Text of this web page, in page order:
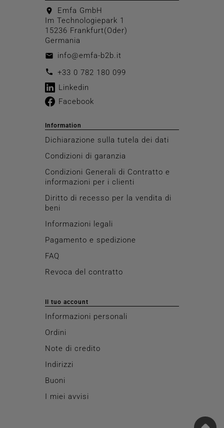
location_on
Emfa GmbH
Im Technologiepark 1
15236 Frankfurt(Oder)
Germania
email info@emfa-b2b.it
call +33 0 782 180 099
Linkedin
Facebook
Information
Dichiarazione sulla tutela dei dati
Condizioni di garanzia
Condizioni Generali di Contratto e
informazioni per i clienti
Diritto di recesso per la vendita di
beni
Informazioni legali
Pagamento e spedizione
FAQ
Revoca del contratto
Il tuo account
Informazioni personali
Ordini
Note di credito
Indirizzi
Buoni
I miei avvisi